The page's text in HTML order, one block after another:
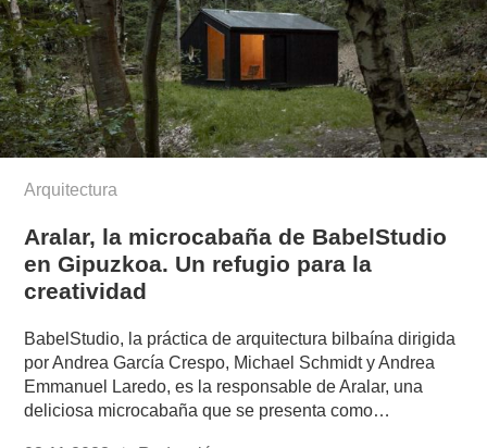
Arquitectura
Aralar, la microcabaña de BabelStudio
en Gipuzkoa. Un refugio para la
creatividad
BabelStudio, la práctica de arquitectura bilbaína dirigida
por Andrea García Crespo, Michael Schmidt y Andrea
Emmanuel Laredo, es la responsable de Aralar, una
deliciosa microcabaña que se presenta como…